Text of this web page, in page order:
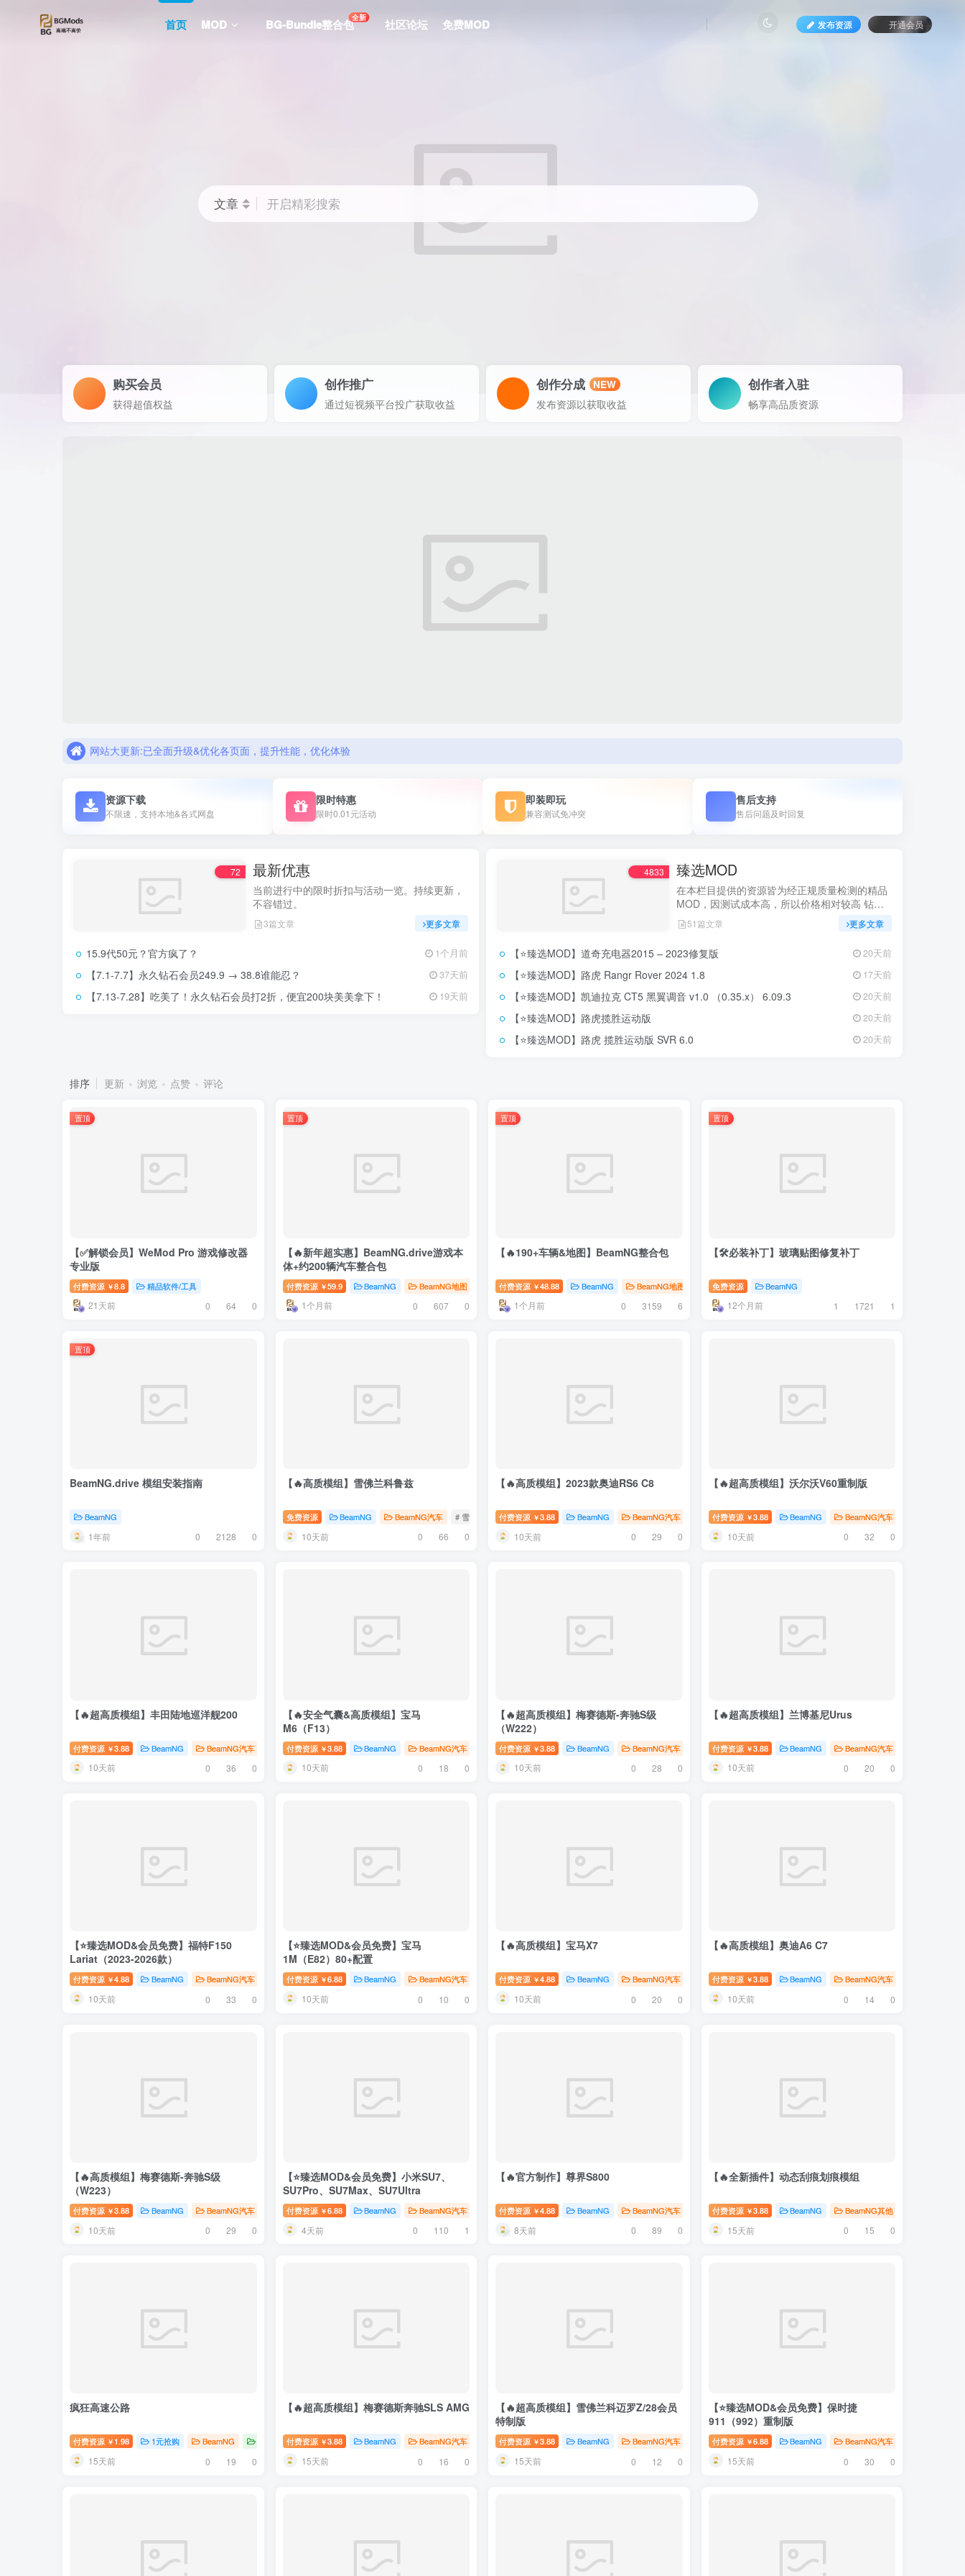
首页 MOD BG-Bundle整合包全新 社区论坛 免费MOD 发布资源 开通会员
文章 开启精彩搜索
购买会员
获得超值权益
创作推广
通过短视频平台投广获取收益
创作分成 NEW
发布资源以获取收益
创作者入驻
畅享高品质资源
网站大更新:已全面升级&优化各页面，提升性能，优化体验
资源下载
不限速，支持本地&各式网盘
限时特惠
限时0.01元活动
即装即玩
兼容测试免冲突
售后支持
售后问题及时回复
72 最新优惠
当前进行中的限时折扣与活动一览。持续更新，
不容错过。
3篇文章 更多文章
15.9代50元？官方疯了？ 1个月前
【7.1-7.7】永久钻石会员249.9 → 38.8谁能忍？ 37天前
【7.13-7.28】吃美了！永久钻石会员打2折，便宜200块美美拿下！ 19天前
4833 臻选MOD
在本栏目提供的资源皆为经正规质量检测的精品
MOD，因测试成本高，所以价格相对较高 钻石
会员可免费下载该栏目的全部MOD，无隐藏消费
51篇文章 更多文章
【⭐臻选MOD】道奇充电器2015 – 2023修复版 20天前
【⭐臻选MOD】路虎 Rangr Rover 2024 1.8 17天前
【⭐臻选MOD】凯迪拉克 CT5 黑翼调音 v1.0 （0.35.x） 6.09.3 20天前
【⭐臻选MOD】路虎揽胜运动版 20天前
【⭐臻选MOD】路虎 揽胜运动版 SVR 6.0 20天前
排序 更新 浏览 点赞 评论
置顶
【✅解锁会员】WeMod Pro 游戏修改器
专业版
付费资源 ￥8.8 精品软件/工具
21天前 0 64 0
置顶
【🔥新年超实惠】BeamNG.drive游戏本
体+约200辆汽车整合包
付费资源 ￥59.9 BeamNG BeamNG地图 BeamNG整合包 # 游戏
1个月前 0 607 0
置顶
【🔥190+车辆&地图】BeamNG整合包
付费资源 ￥48.88 BeamNG BeamNG地图 BeamNG整合包 # 整合包
1个月前 0 3159 6
置顶
【🛠️必装补丁】玻璃贴图修复补丁
免费资源 BeamNG
12个月前 1 1721 1
置顶
BeamNG.drive 模组安装指南
BeamNG
1年前 0 2128 0
【🔥高质模组】雪佛兰科鲁兹
免费资源 BeamNG BeamNG汽车 # 雪佛兰
10天前 0 66 0
【🔥高质模组】2023款奥迪RS6 C8
付费资源 ￥3.88 BeamNG BeamNG汽车 # 奥迪
10天前 0 29 0
【🔥超高质模组】沃尔沃V60重制版
付费资源 ￥3.88 BeamNG BeamNG汽车
10天前 0 32 0
【🔥超高质模组】丰田陆地巡洋舰200
付费资源 ￥3.88 BeamNG BeamNG汽车 # 丰田
10天前 0 36 0
【🔥安全气囊&高质模组】宝马
M6（F13）
付费资源 ￥3.88 BeamNG BeamNG汽车 # 宝马
10天前 0 18 0
【🔥超高质模组】梅赛德斯-奔驰S级
（W222）
付费资源 ￥3.88 BeamNG BeamNG汽车 # 奔驰 # 梅赛德斯
10天前 0 28 0
【🔥超高质模组】兰博基尼Urus
付费资源 ￥3.88 BeamNG BeamNG汽车
10天前 0 20 0
【⭐臻选MOD&会员免费】福特F150
Lariat（2023-2026款）
付费资源 ￥4.88 BeamNG BeamNG汽车 臻选MOD # 福特
10天前 0 33 0
【⭐臻选MOD&会员免费】宝马
1M（E82）80+配置
付费资源 ￥6.88 BeamNG BeamNG汽车 臻选MOD # 宝马
10天前 0 10 0
【🔥高质模组】宝马X7
付费资源 ￥4.88 BeamNG BeamNG汽车 # 宝马
10天前 0 20 0
【🔥高质模组】奥迪A6 C7
付费资源 ￥3.88 BeamNG BeamNG汽车
10天前 0 14 0
【🔥高质模组】梅赛德斯-奔驰S级
（W223）
付费资源 ￥3.88 BeamNG BeamNG汽车 # 奔驰 # 梅赛德斯
10天前 0 29 0
【⭐臻选MOD&会员免费】小米SU7、
SU7Pro、SU7Max、SU7Ultra
付费资源 ￥6.88 BeamNG BeamNG汽车 臻选MOD # 小米
4天前 0 110 1
【🔥官方制作】尊界S800
付费资源 ￥4.88 BeamNG BeamNG汽车 # 尊界
8天前 0 89 0
【🔥全新插件】动态刮痕划痕模组
付费资源 ￥3.88 BeamNG BeamNG其他
15天前 0 15 0
疯狂高速公路
付费资源 ￥ 1.98 1元抢购 BeamNG BeamNG地图 # 地图
15天前 0 19 0
【🔥超高质模组】梅赛德斯奔驰SLS AMG
付费资源 ￥3.88 BeamNG BeamNG汽车 # 奔驰 # 梅赛德斯
15天前 0 16 0
【🔥超高质模组】雪佛兰科迈罗Z/28会员
特制版
付费资源 ￥3.88 BeamNG BeamNG汽车 # 雪佛兰
15天前 0 12 0
【⭐臻选MOD&会员免费】保时捷
911（992）重制版
付费资源 ￥6.88 BeamNG BeamNG汽车
15天前 0 30 0